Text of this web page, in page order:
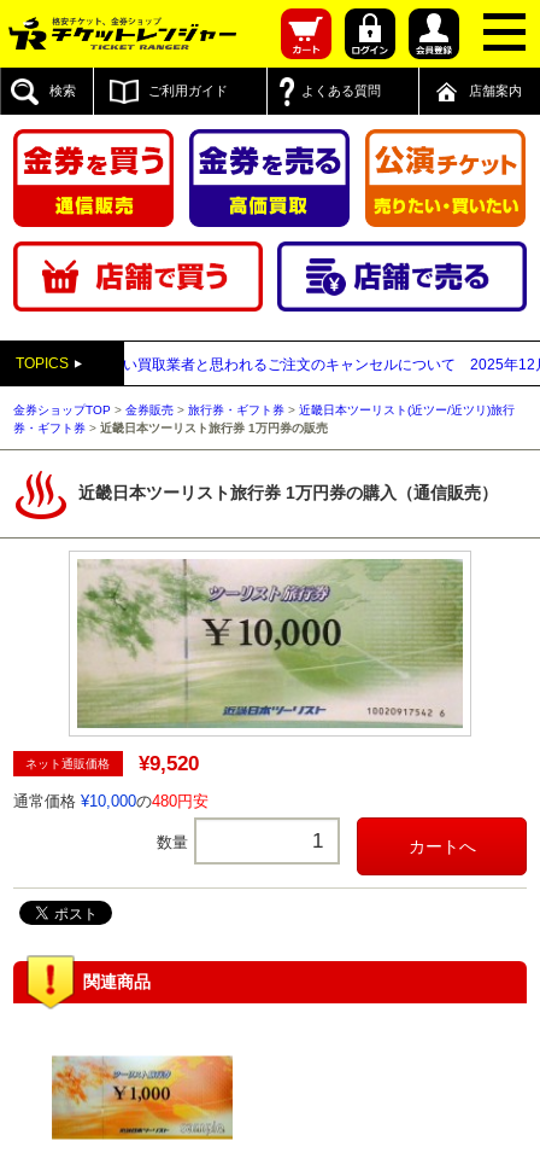
検索 ご利用ガイド よくある質問 店舗案内
TOPICS
付先が先払い買取業者と思われるご注文のキャンセルについて 2025年12月05日
金券ショップTOP >金券販売 >旅行券・ギフト券 >近畿日本ツーリスト(近ツー/近ツリ)旅行
券・ギフト券 >近畿日本ツーリスト旅行券 1万円券の販売
近畿日本ツーリスト旅行券 1万円券の購入（通信販売）
ネット通販価格 ¥9,520
通常価格 ¥10,000の480円安
数量
関連商品